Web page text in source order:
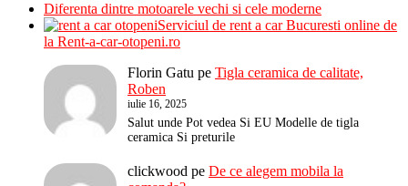
Diferenta dintre motoarele vechi si cele moderne
Serviciul de rent a car Bucuresti online de
la Rent-a-car-otopeni.ro
Florin Gatu pe Tigla ceramica de calitate,
Roben
iulie 16, 2025
Salut unde Pot vedea Si EU Modelle de tigla
ceramica Si preturile
clickwood pe De ce alegem mobila la